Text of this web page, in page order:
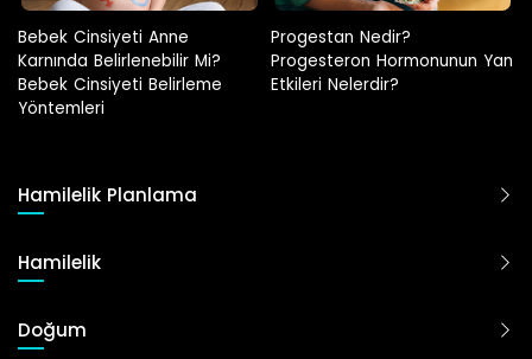
Bebek Cinsiyeti Anne
Karnında Belirlenebilir Mi?
Bebek Cinsiyeti Belirleme
Yöntemleri
Progestan Nedir?
Progesteron Hormonunun Yan
Etkileri Nelerdir?
Hamilelik Planlama
Hamilelik
Doğum